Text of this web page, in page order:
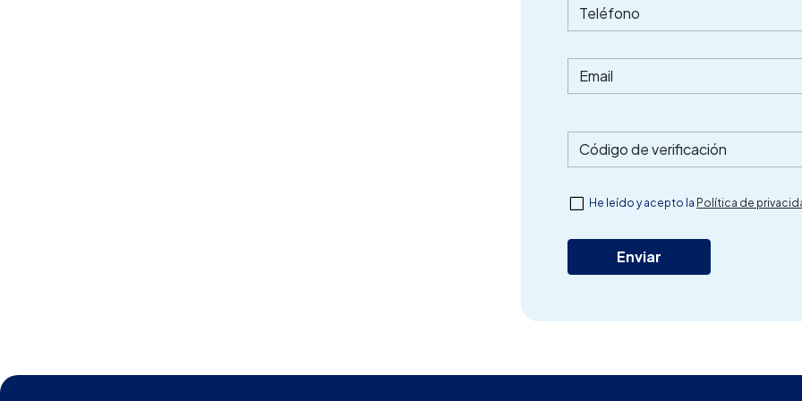
Teléfono
Email
Código de verificación
He leído y acepto la Política de